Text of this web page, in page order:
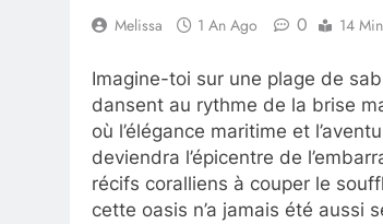
Melissa 1 An Ago 0 14
Imagine-toi sur une plage de
dansent au rythme de la brise
où l’élégance maritime et
deviendra l’épicentre de
récifs coralliens à couper le
cette oasis n’a jamais été aussi